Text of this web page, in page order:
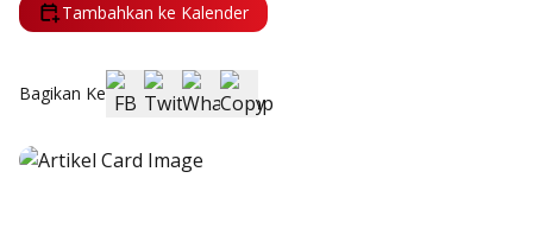
Tambahkan ke Kalender
Bagikan Ke